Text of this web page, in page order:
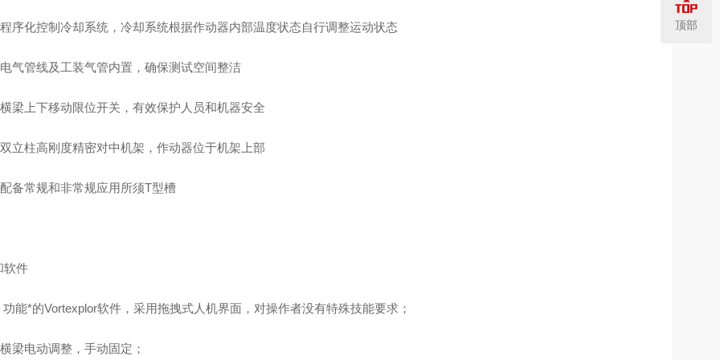
化控制冷却系统，冷却系统根据作动器内部温度状态自行调整运动状态
管线及工装气管内置，确保测试空间整洁
上下移动限位开关，有效保护人员和机器安全
柱高刚度精密对中机架，作动器位于机架上部
常规和非常规应用所须T型槽
软件
能*的Vortexplor软件，采用拖拽式人机界面，对操作者没有特殊技能要求；
电动调整，手动固定；
顶部